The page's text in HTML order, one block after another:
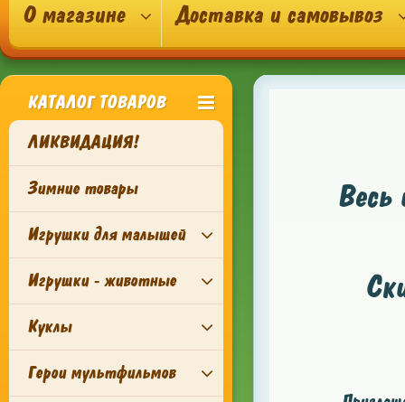
О магазине Доставка и самовывоз
КАТАЛОГ ТОВАРОВ
ЛИКВИДАЦИЯ!
Зимние товары
Игрушки для малышей
Игрушки - животные
Куклы
Герои мультфильмов
Весь